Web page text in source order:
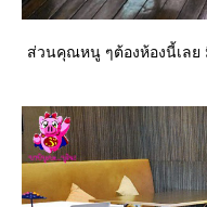
ส่วนคุณหนู ๆต้องห้องนี้เลย